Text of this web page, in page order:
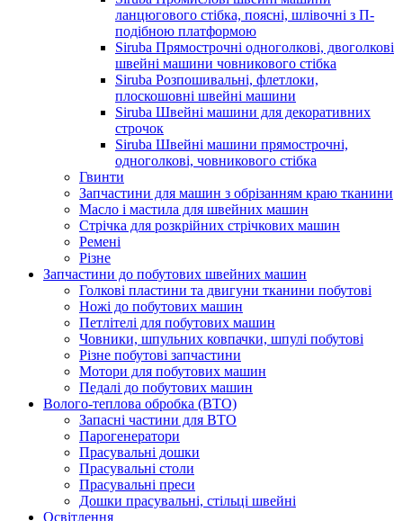
ланцюгового стібка, поясні, шлівочні з П-
подібною платформою
Siruba Прямострочні одноголкові, двоголкові
швейні машини човникового стібка
Siruba Розпошивальні, флетлоки,
плоскошовні швейні машини
Siruba Швейні машини для декоративних
строчок
Siruba Швейні машини прямострочні,
одноголкові, човникового стібка
Гвинти
Запчастини для машин з обрізанням краю тканини
Масло і мастила для швейних машин
Стрічка для розкрійних стрічкових машин
Ремені
Різне
Запчастини до побутових швейних машин
Голкові пластини та двигуни тканини побутові
Ножі до побутових машин
Петлітелі для побутових машин
Човники, шпульних ковпачки, шпулі побутові
Різне побутові запчастини
Мотори для побутових машин
Педалі до побутових машин
Волого-теплова обробка (ВТО)
Запасні частини для ВТО
Парогенератори
Прасувальні дошки
Прасувальні столи
Прасувальні преси
Дошки прасувальні, стільці швейні
Освітлення